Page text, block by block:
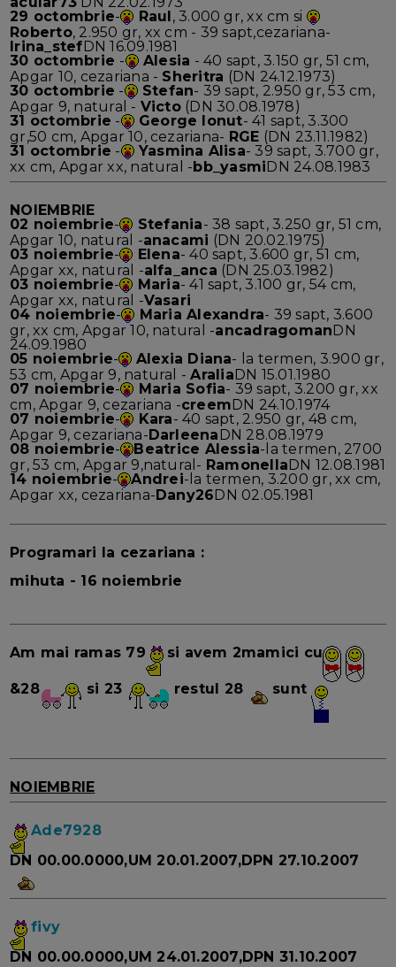
29 octombrie- Raul, 3.000 gr, xx cm si
Roberto, 2.950 gr, xx cm - 39 sapt,cezariana-
Irina_stefDN 16.09.1981
30 octombrie - Alesia - 40 sapt, 3.150 gr, 51 cm,
Apgar 10, cezariana - Sheritra (DN 24.12.1973)
30 octombrie - Stefan- 39 sapt, 2.950 gr, 53 cm,
Apgar 9, natural - Victo(DN 30.08.1978)
31 octombrie - George Ionut- 41 sapt, 3.300
gr,50 cm, Apgar 10, cezariana- RGE (DN 23.11.1982)
31 octombrie - Yasmina Alisa- 39 sapt, 3.700 gr,
xx cm, Apgar xx, natural -bb_yasmiDN 24.08.1983
NOIEMBRIE
02 noiembrie- Stefania- 38 sapt, 3.250 gr, 51 cm,
Apgar 10, natural -anacami (DN 20.02.1975)
03 noiembrie- Elena- 40 sapt, 3.600 gr, 51 cm,
Apgar xx, natural -alfa_anca (DN 25.03.1982)
03 noiembrie- Maria- 41 sapt, 3.100 gr, 54 cm,
Apgar xx, natural -Vasari
04 noiembrie- Maria Alexandra- 39 sapt, 3.600
gr, xx cm, Apgar 10, natural -ancadragomanDN
24.09.1980
05 noiembrie- Alexia Diana- la termen, 3.900 gr,
53 cm, Apgar 9, natural -AraliaDN 15.01.1980
07 noiembrie- Maria Sofia- 39 sapt, 3.200 gr, xx
cm, Apgar 9, cezariana -creemDN 24.10.1974
07 noiembrie- Kara- 40 sapt, 2.950 gr, 48 cm,
Apgar 9, cezariana-Darleena DN 28.08.1979
08 noiembrie- Beatrice Alessia-la termen, 2700
gr, 53 cm, Apgar 9,natural- RamonellaDN 12.08.1981
14 noiembrie- Andrei-la termen, 3.200 gr, xx cm,
Apgar xx, cezariana-Dany26DN 02.05.1981
Programari la cezariana :
mihuta - 16 noiembrie
Am mai ramas 79 si avem 2mamici cu
&28 si 23 restul 28 sunt
NOIEMBRIE
Ade7928
DN 00.00.0000,UM 20.01.2007,DPN 27.10.2007
fivy
DN 00.00.0000,UM 24.01.2007,DPN 31.10.2007